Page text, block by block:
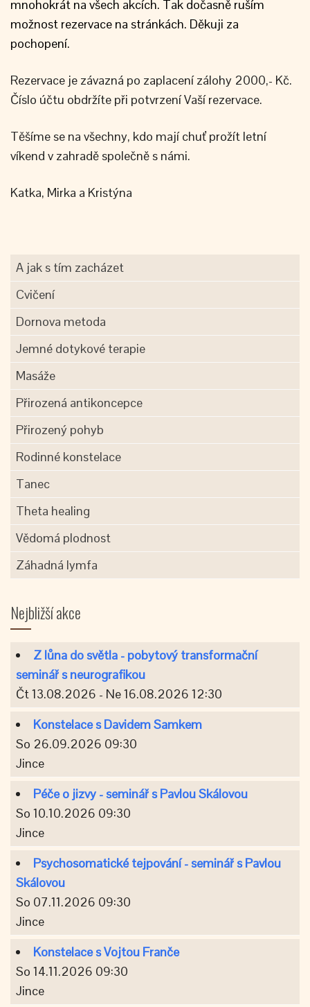
mnohokrát na všech akcích. Tak dočasně ruším
možnost rezervace na stránkách. Děkuji za
pochopení.
Rezervace je závazná po zaplacení zálohy 2000,- Kč.
Číslo účtu obdržíte při potvrzení Vaší rezervace.
Těšíme se na všechny, kdo mají chuť prožít letní
víkend v zahradě společně s námi.
Katka, Mirka a Kristýna
A jak s tím zacházet
Cvičení
Dornova metoda
Jemné dotykové terapie
Masáže
Přirozená antikoncepce
Přirozený pohyb
Rodinné konstelace
Tanec
Theta healing
Vědomá plodnost
Záhadná lymfa
Nejbližší akce
Z lůna do světla - pobytový transformační
seminář s neurografikou
Čt 13.08.2026 - Ne 16.08.2026 12:30
Konstelace s Davidem Samkem
So 26.09.2026 09:30
Jince
Péče o jizvy - seminář s Pavlou Skálovou
So 10.10.2026 09:30
Jince
Psychosomatické tejpování - seminář s Pavlou
Skálovou
So 07.11.2026 09:30
Jince
Konstelace s Vojtou Franče
So 14.11.2026 09:30
Jince